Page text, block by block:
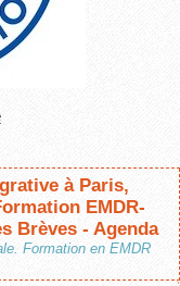
à Paris,
EMDR-
Brèves - Agenda
Formation en EMDR